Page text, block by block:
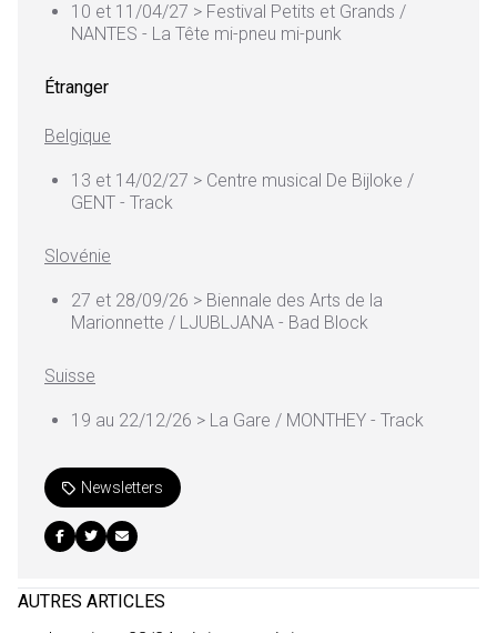
10 et 11/04/27 > Festival Petits et Grands /
NANTES - La Tête mi-pneu mi-punk
Étranger
Belgique
13 et 14/02/27 > Centre musical De Bijloke /
GENT - Track
Slovénie
27 et 28/09/26 > Biennale des Arts de la
Marionnette / LJUBLJANA - Bad Block
Suisse
19 au 22/12/26 > La Gare / MONTHEY - Track
Newsletters
AUTRES ARTICLES